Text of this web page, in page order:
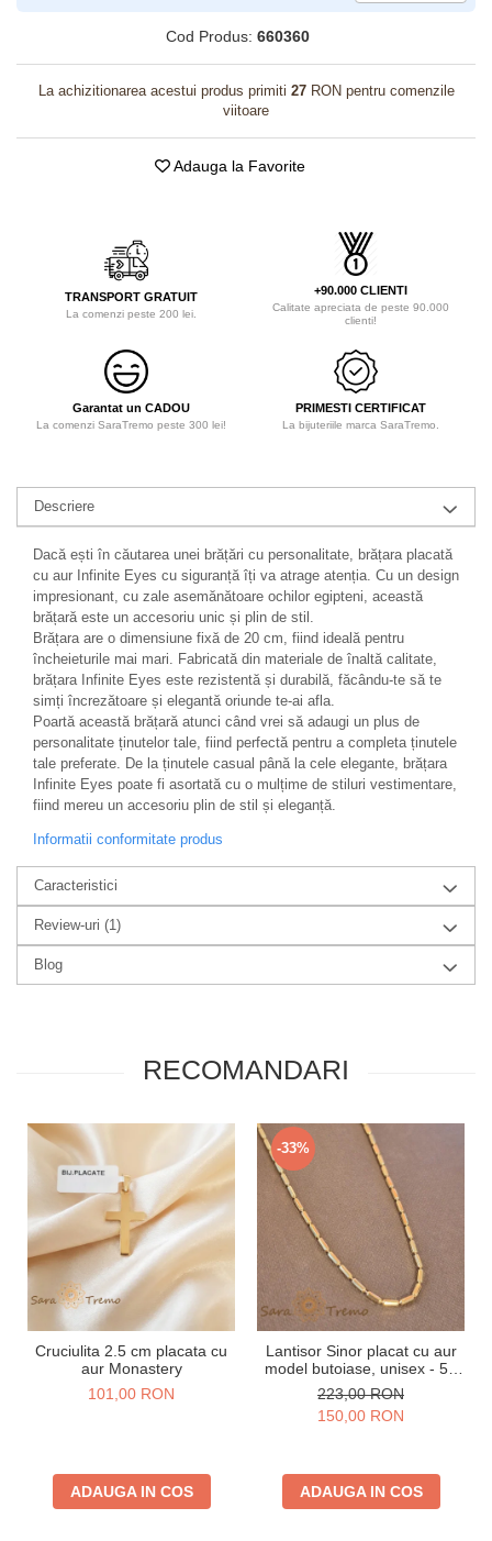
Cod Produs: 660360
La achizitionarea acestui produs primiti 27RON pentru comenzile
viitoare
Adauga la Favorite
TRANSPORT GRATUIT
La comenzi peste 200 lei.
+90.000 CLIENTI
Calitate apreciata de peste 90.000
clienti!
Garantat un CADOU
La comenzi SaraTremo peste 300 lei!
PRIMESTI CERTIFICAT
La bijuteriile marca SaraTremo.
Descriere
Dacă ești în căutarea unei brățări cu personalitate, brățara placată
cu aur Infinite Eyes cu siguranță îți va atrage atenția. Cu un design
impresionant, cu zale asemănătoare ochilor egipteni, această
brățară este un accesoriu unic și plin de stil.
Brățara are o dimensiune fixă de 20 cm, fiind ideală pentru
încheieturile mai mari. Fabricată din materiale de înaltă calitate,
brățara Infinite Eyes este rezistentă și durabilă, făcându-te să te
simți încrezătoare și elegantă oriunde te-ai afla.
Poartă această brățară atunci când vrei să adaugi un plus de
personalitate ținutelor tale, fiind perfectă pentru a completa ținutele
tale preferate. De la ținutele casual până la cele elegante, brățara
Infinite Eyes poate fi asortată cu o mulțime de stiluri vestimentare,
fiind mereu un accesoriu plin de stil și eleganță.
Informatii conformitate produs
Caracteristici
Review-uri (1)
Blog
RECOMANDARI
Cruciulita 2.5 cm placata cu
aur Monastery
101,00 RON
ADAUGA IN COS
-33%
Lantisor Sinor placat cu aur
model butoiase, unisex - 50
cm
223,00 RON
150,00 RON
ADAUGA IN COS